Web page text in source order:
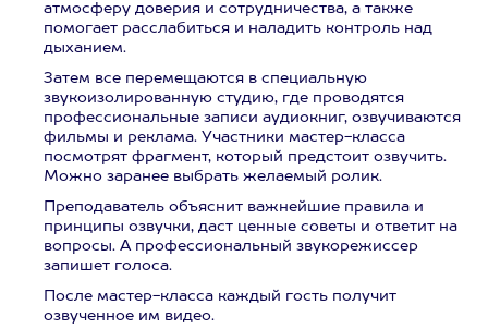
атмосферу доверия и сотрудничества, а также
помогает расслабиться и наладить контроль над
дыханием.
Затем все перемещаются в специальную
звукоизолированную студию, где проводятся
профессиональные записи аудиокниг, озвучиваются
фильмы и реклама. Участники мастер-класса
посмотрят фрагмент, который предстоит озвучить.
Можно заранее выбрать желаемый ролик.
Преподаватель объяснит важнейшие правила и
принципы озвучки, даст ценные советы и ответит на
вопросы. А профессиональный звукорежиссер
запишет голоса.
После мастер-класса каждый гость получит
озвученное им видео.